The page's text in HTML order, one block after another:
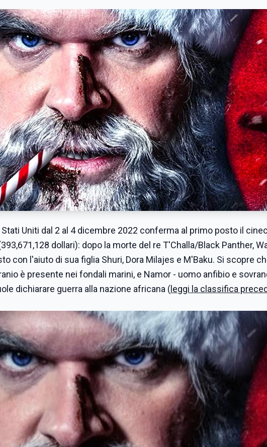
Uniti dal 2 al 4 dicembre 2022 conferma al primo posto il
dollari): dopo la morte del re T'Challa/Black Panther,
con l'aiuto di sua figlia Shuri, Dora Milajes e M'Baku. Si scopre
è presente nei fondali marini, e Namor - uomo anfibio e
dichiarare guerra alla nazione africana ( leggi la classifica